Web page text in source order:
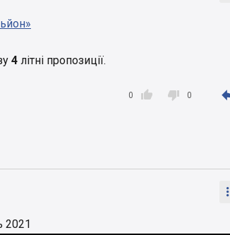
4 літні пропозиції.

0  0

2021